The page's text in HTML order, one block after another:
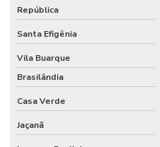
Papel seda
Papel seda atacado
Papel seda branco
Papel de seda colorido
Papel seda dourado
Papel veludo
República
Santa Efigênia
Vila Buarque
Brasilândia
Casa Verde
Jaçanã